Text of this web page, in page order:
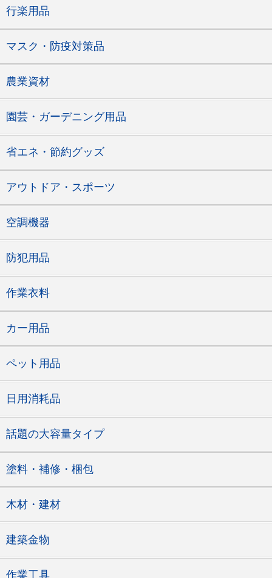
行楽用品
マスク・防疫対策品
農業資材
園芸・ガーデニング用品
省エネ・節約グッズ
アウトドア・スポーツ
空調機器
防犯用品
作業衣料
カー用品
ペット用品
日用消耗品
話題の大容量タイプ
塗料・補修・梱包
木材・建材
建築金物
作業工具